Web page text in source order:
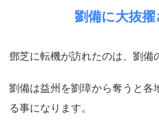
劉備に大抜擢
鄧芝に転機が訪れたのは、劉備
劉備は益州を劉璋から奪うと各
る事になります。